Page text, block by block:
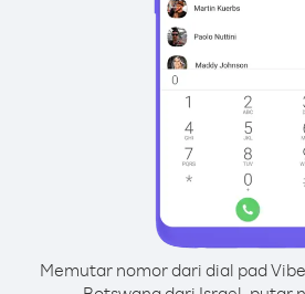
Memutar nomor dari dial pad